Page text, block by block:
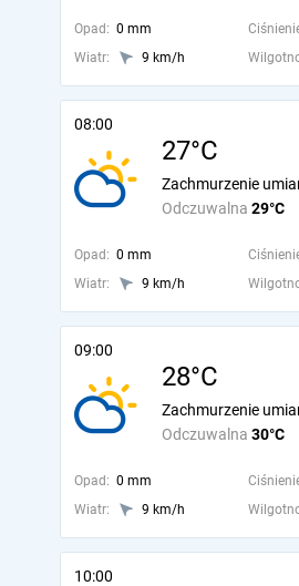
Opad: 0 mm
Wiatr:
9 km/h
08:00
27°C
Odczuwalna 29°C
Zachmurzenie
Opad: 0 mm
Wiatr:
9 km/h
09:00
28°C
Odczuwalna 30°C
Zachmurzenie
Opad: 0 mm
Wiatr:
9 km/h
10:00